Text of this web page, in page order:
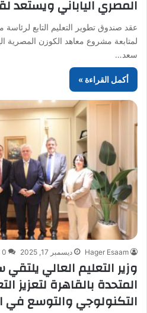
المصري الياباني ويستعد
عقد صندوق تطوير التعليم التابع
لمتابعة مشروع معاهد الكوزن المصرية
سعد…
أكمل القراءة »
Hager Esaam ديسمبر 17, 2025 0
وزير التعليم العالي
المتحدة بالقاهرة لتعزيز
التكنولوجي والتوسع في